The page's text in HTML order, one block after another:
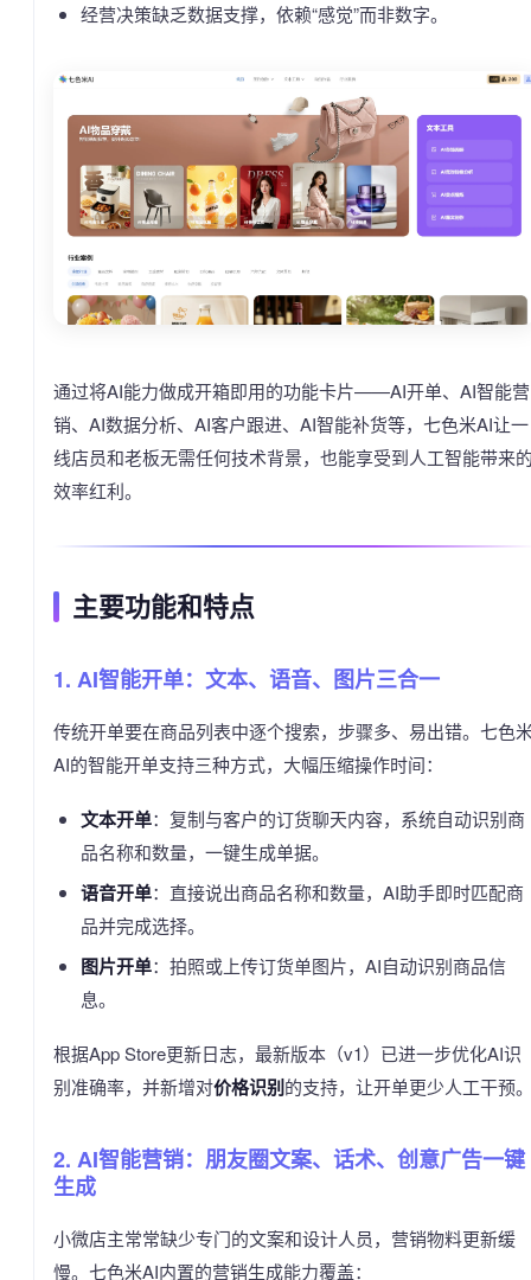
经营决策缺乏数据支撑，依赖“感觉”而非数字。
通过将AI能力做成开箱即用的功能卡片——AI开单、AI智能营
销、AI数据分析、AI客户跟进、AI智能补货等，七色米AI让一
线店员和老板无需任何技术背景，也能享受到人工智能带来
效率红利。
主要功能和特点
1. AI智能开单：文本、语音、图片三合一
传统开单要在商品列表中逐个搜索，步骤多、易出错。七色
AI的智能开单支持三种方式，大幅压缩操作时间：
文本开单：复制与客户的订货聊天内容，系统自动识别商
品名称和数量，一键生成单据。
语音开单：直接说出商品名称和数量，AI助手即时匹配商
品并完成选择。
图片开单：拍照或上传订货单图片，AI自动识别商品信
息。
根据App Store更新日志，最新版本（v1）已进一步优化AI识
别准确率，并新增对价格识别的支持，让开单更少人工干预
2. AI智能营销：朋友圈文案、话术、创意广告一键
生成
小微店主常常缺少专门的文案和设计人员，营销物料更新缓
慢。七色米AI内置的营销生成能力覆盖：